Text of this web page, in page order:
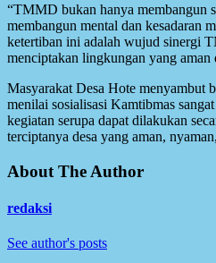
“TMMD bukan hanya membangun
membangun mental dan kesadaran
ketertiban ini adalah wujud sinergi
menciptakan lingkungan yang
Masyarakat Desa Hote menyambut
menilai sosialisasi Kamtibmas
kegiatan serupa dapat dilakukan
terciptanya desa yang aman,
About The Author
redaksi
See author's posts